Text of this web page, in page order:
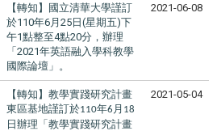
【轉知】國立清華大學謹訂
於110年6 月 25 日 (星期五)下
午1點整至4點20分，辦理
「 2021年英語融入學科教學
國際論壇」。
2021-06-08
【轉知】教學實踐研究計畫
東區基地謹訂於110年6 月 18
日辦理「教學實踐研究計畫
2021-05-04